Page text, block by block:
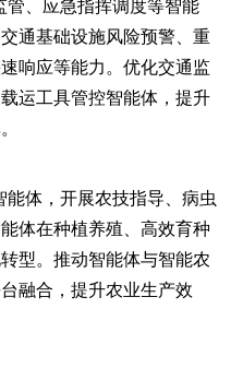
通基础设施风险预警、重
响应等能力。优化交通监
运工具管控智能体，提升
体，开展农技指导、病虫
体在种植养殖、高效育种
型。推动智能体与智能农
融合，提升农业生产效